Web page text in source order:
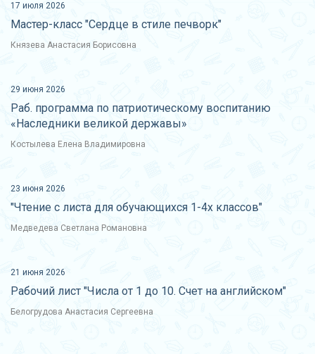
17 июля 2026
Мастер-класс "Сердце в стиле печворк"
Князева Анастасия Борисовна
29 июня 2026
Раб. программа по патриотическому воспитанию
«Наследники великой державы»
Костылева Елена Владимировна
23 июня 2026
"Чтение с листа для обучающихся 1-4х классов"
Медведева Светлана Романовна
21 июня 2026
Рабочий лист "Числа от 1 до 10. Счет на английском"
Белогрудова Анастасия Сергеевна